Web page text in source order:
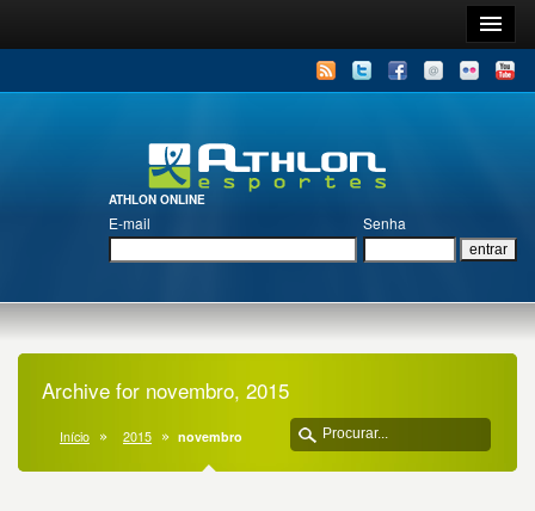
ATHLON ONLINE
E-mail Senha
Archive for novembro, 2015
Início 2015 novembro